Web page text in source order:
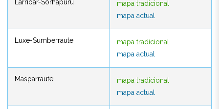
Larribar-Sorhapuru
mapa tradicional
mapa actual
Luxe-Sumberraute
mapa tradicional
mapa actual
Masparraute
mapa tradicional
mapa actual
mapa actual
mapa actual
mapa actual